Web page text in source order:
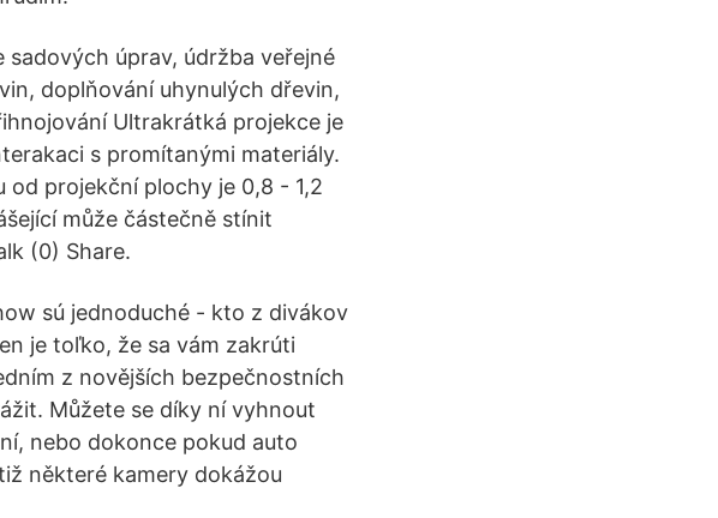
úprav, údržba veřejné
doplňování uhynulých dřevin,
Ultrakrátká projekce je
s promítanými materiály.
projekční plochy je 0,8 - 1,2
může částečně stínit
(0) Share.
sú jednoduché - kto z divákov
je toľko, že sa vám zakrúti
z novějších bezpečnostních
Můžete se díky ní vyhnout
nebo dokonce pokud auto
některé kamery dokážou